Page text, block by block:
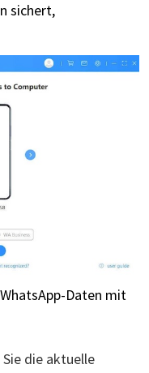
sichert,
Daten mit
Sie die aktuelle